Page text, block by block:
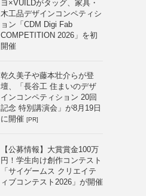
ヨ×VUILDがタッグ、家具・
木工品デザインコンペティシ
ョン「CDM Digi Fab
COMPETITION 2026」を初
開催
乾久美子や藤本壮介らが登
壇、「長谷工 住まいのデザ
インコンペティション 20回
記念 特別講演会」が8月19日
に開催 [PR]
【公募情報】大賞賞金100万
円！学生向け創作コンテスト
「サイゲームス クリエイテ
ィブコンテスト2026」が開催